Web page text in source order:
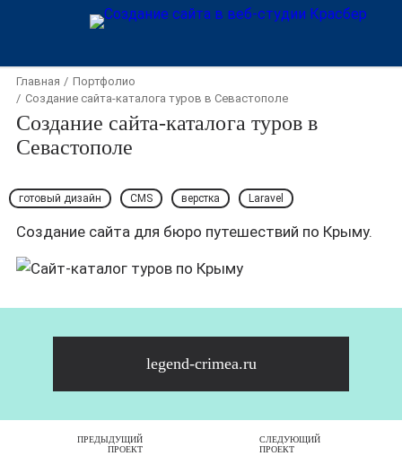
Главная
Портфолио
Создание сайта-каталога туров в Севастополе
Создание сайта-каталога туров в
Севастополе
готовый дизайн CMS верстка Laravel
Создание сайта для бюро путешествий по Крыму.
legend-crimea.ru
ПРЕДЫДУЩИЙ
ПРОЕКТ
СЛЕДУЮЩИЙ
ПРОЕКТ